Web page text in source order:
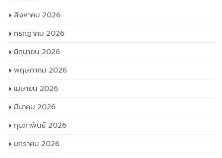
สิงหาคม 2026
กรกฎาคม 2026
มิถุนายน 2026
พฤษภาคม 2026
เมษายน 2026
มีนาคม 2026
กุมภาพันธ์ 2026
มกราคม 2026